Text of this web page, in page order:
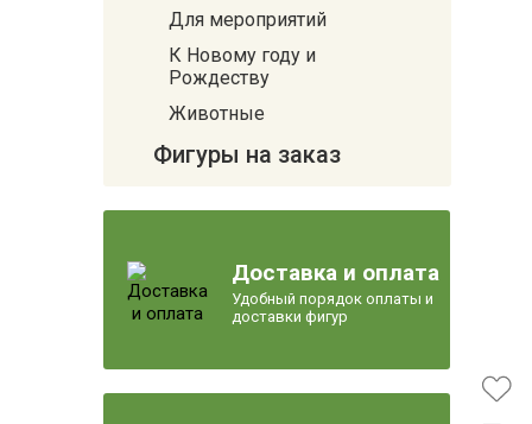
Для мероприятий
К Новому году и
Рождеству
Животные
Фигуры на заказ
Доставка и оплата
Удобный порядок оплаты и
доставки фигур